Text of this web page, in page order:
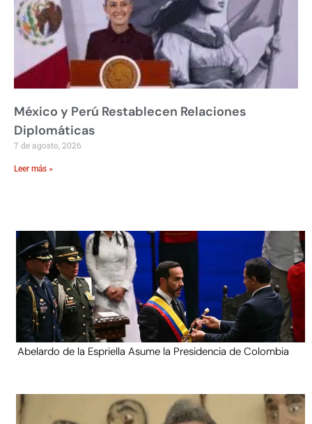
México y Perú Restablecen Relaciones
Diplomáticas
7 de agosto, 2026
Leer más »
Abelardo de la Espriella Asume la Presidencia de Colombia